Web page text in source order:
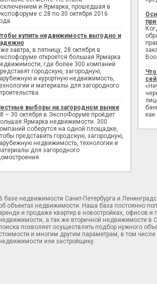
и Ярмарка, прошедшая в
с 28 по 30 октября 2016
купить недвижимость выгодно и
завтра, в пятницу, 28 октября в
откроется большая Ярмарка
где более 300 компаний
городскую, загородную,
и курортную недвижимость,
и материалы для загородного
выборы на загородном рынке
– 30 октября в ЭкспоФоруме пройдет
Ярмарка недвижимости. 300
соберутся на одной площадке,
представить городскую, загородную,
недвижимость, технологии и
для загородного
В базе недвижимости Санкт-Петербурга и
объектах недвижимости. Наша база постоянно
и продаже квартир в новостройках, офисов и
а так же вторичной недвижимости в
позволяет осуществлять подбор нужного
и многим другим параметрам, в том
или застройщику.